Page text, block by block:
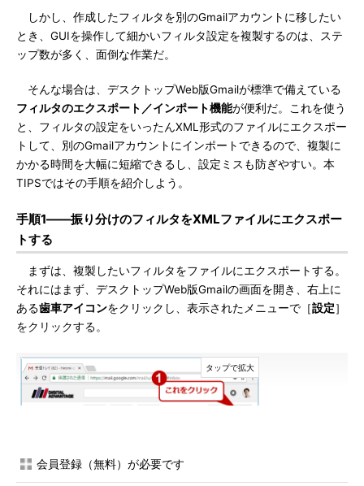
しかし、作成したフィルタを別のGmailアカウントに移したい
とき、GUIを操作して細かいフィルタ設定を複製するのは、ステ
ップ数が多く、面倒な作業だ。
そんな場合は、デスクトップWeb版Gmailが標準で備えている
フィルタのエクスポート／インポート機能が便利だ。これを使う
と、フィルタの設定をいったんXML形式のファイルにエクスポー
トして、別のGmailアカウントにインポートできるので、複製に
かかる時間を大幅に短縮できるし、設定ミスも防ぎやすい。本
TIPSではその手順を紹介しよう。
手順1――振り分けのフィルタをXMLファイルにエクスポー
トする
まずは、複製したいフィルタをファイルにエクスポートする。
それにはまず、デスクトップWeb版Gmailの画面を開き、右上に
ある歯車アイコンをクリックし、表示されたメニューで［設定］
をクリックする。
会員登録（無料）が必要です